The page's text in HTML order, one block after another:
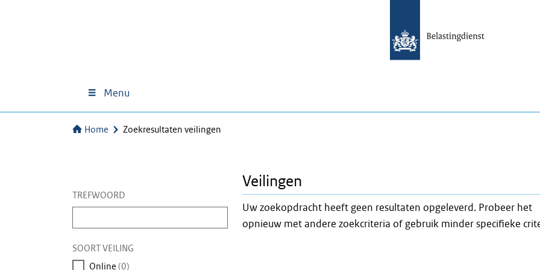
Menu
Home Zoekresultaten veilingen
TREFWOORD
een
trefwoord
in
SOORT VEILING
Online (0)
Veilingen
Uw zoekopdracht heeft geen resultaten opgeleverd. Probeer het
opnieuw met andere zoekcriteria of gebruik minder specifieke